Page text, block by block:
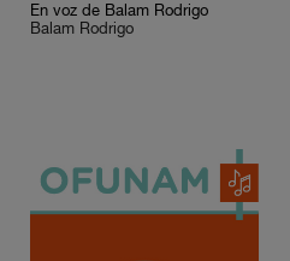
En voz de Balam Rodrigo
Balam Rodrigo